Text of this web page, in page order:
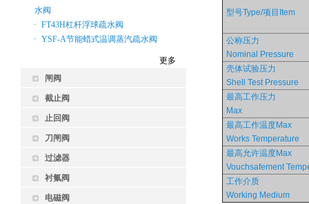
水阀
FT43H杠杆浮球疏水阀
YSF-A节能蜡式温调蒸汽疏水阀
更多
闸阀
截止阀
止回阀
刀闸阀
过滤器
衬氟阀
电磁阀
型号Type/项目Item
公称压力
Nominal Pressure
壳体试验压力
Shell Test Pressure
最高工作压力
Max
最高工作温度Max
Works Temperature
最高允许温度Max
Vouchsafement
工作介质
Working Medium